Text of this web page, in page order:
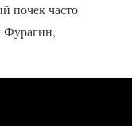
почек часто
Фурагин,